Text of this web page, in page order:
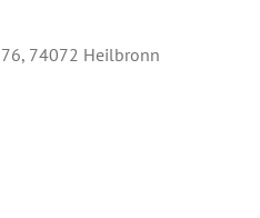
74072 Heilbronn